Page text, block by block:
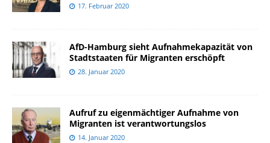
17. Februar 2020
AfD-Hamburg sieht Aufnahmekapazität von
Stadtstaaten für Migranten erschöpft
28. Januar 2020
Aufruf zu eigenmächtiger Aufnahme von
Migranten ist verantwortungslos
14. Januar 2020